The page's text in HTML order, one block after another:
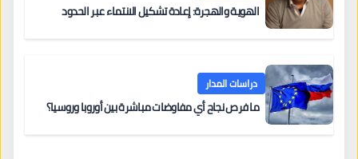
الهوية والهجرة: إعادة تشكيل الانتماء عبر الحدود
دراسات المدار
ما فرص نجاح أي مفاوضات مباشرة بين أوروبا وروسيا؟